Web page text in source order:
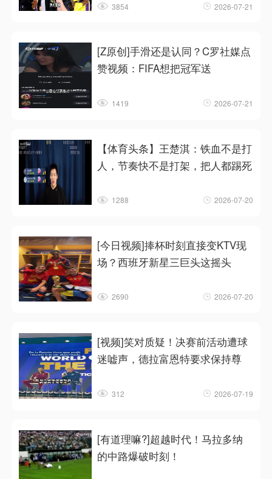
3854 2026-07-21
[Z原创]手滑还是认同？C罗社媒点
赞视频：FIFA想把冠军送
1419 2026-07-21
【体育头条】王楚淇：铁血不是打
人，节奏快不是打架，把人都踢死
1288 2026-07-20
[今日视频]捧杯时刻直接变KTV现
场？西班牙新星三巨头这摇头
2690 2026-07-20
[视频]笑对质疑！决赛前活动遭球
迷嘘声，德拉富恩特要求保持尊
312 2026-07-19
[有道理嘛?]超越时代！马拉多纳
的中路爆破时刻！